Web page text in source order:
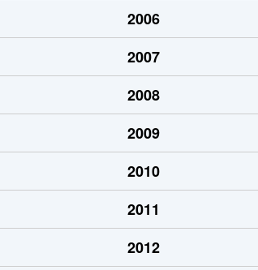
2006
2007
2008
2009
2010
2011
2012